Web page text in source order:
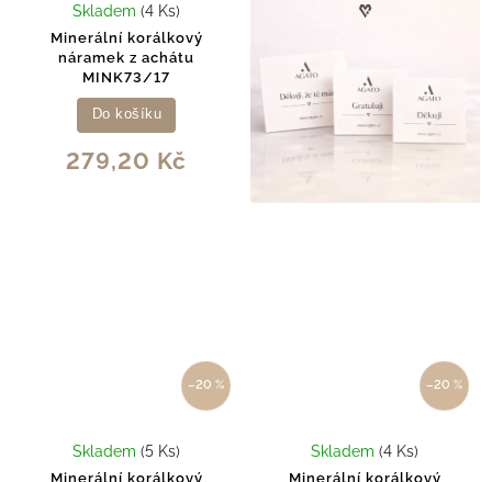
Minerální korálkový
náramek z achátu
MINK73/17
Skladem(4 Ks)
279,20 Kč
Do košíku
–20 %
Minerální korálkový
Skladem(5 Ks)
–20 %
Minerální korálkový
Skladem(4 Ks)